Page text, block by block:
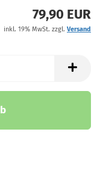
79,90 EUR
inkl. 19% MwSt. zzgl. Versand